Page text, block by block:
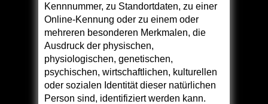
Kennnummer, zu Standortdaten, zu einer
Online-Kennung oder zu einem oder
mehreren besonderen Merkmalen, die
Ausdruck der physischen,
physiologischen, genetischen,
psychischen, wirtschaftlichen, kulturellen
oder sozialen Identität dieser natürlichen
Person sind, identifiziert werden kann.